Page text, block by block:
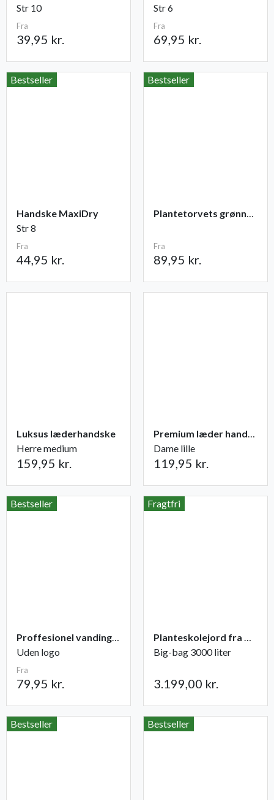
Str 10
Fra
39,95 kr.
Str 6
Fra
69,95 kr.
Bestseller
Handske MaxiDry
Str 8
Fra
44,95 kr.
Bestseller
Plantetorvets grønne vandingspose 75 liter
Fra
89,95 kr.
Luksus læderhandske
Herre medium
159,95 kr.
Premium læder handske Flutter
Dame lille
119,95 kr.
Bestseller
Proffesionel vandingspose 100 liter
Uden logo
Fra
79,95 kr.
Fragtfri
Planteskolejord fra Champost
Big-bag 3000 liter
3.199,00 kr.
Bestseller Bestseller